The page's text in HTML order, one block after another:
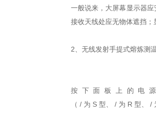
一般说来，大屏幕显示器
接收天线处应无物体遮挡
2、无线发射手提式熔炼测
按下面板上的电
（ / 为 S 型、 / 为 R 型、